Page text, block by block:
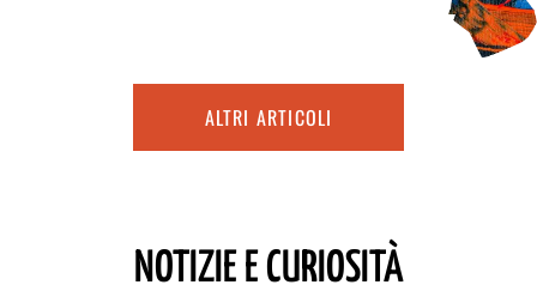
ALTRI ARTICOLI
NOTIZIE E CURIOSITÀ